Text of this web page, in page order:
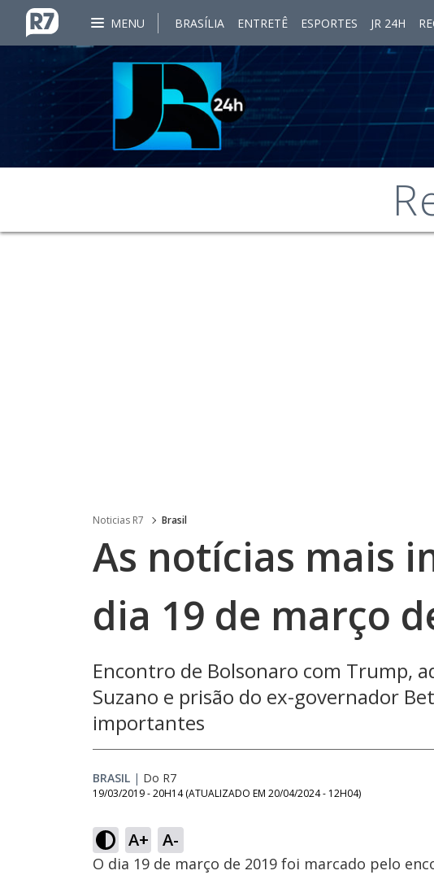
MENU BRASÍLIA ENTRETÊ ESPORTES JR 24H
Noticias R7 Brasil
As notícias mais
dia 19 de março
Encontro de Bolsonaro com Trump,
Suzano e prisão do ex-governador
importantes
BRASIL | Do R7
19/03/2019 - 20H14 (ATUALIZADO EM 20/04/2024 - 12H04)
A+ A-
O dia 19 de março de 2019 foi marcado pelo